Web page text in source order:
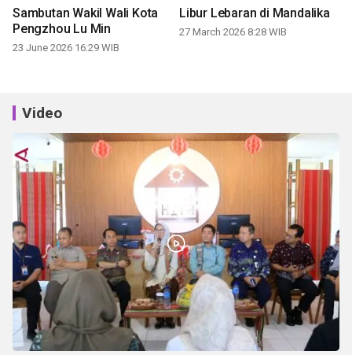
Sambutan Wakil Wali Kota
Pengzhou Lu Min
23 June 2026 16:29 WIB
Libur Lebaran di Mandalika
27 March 2026 8:28 WIB
Video